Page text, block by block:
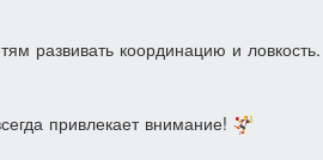
развивать координацию и ловкость.
привлекает внимание!